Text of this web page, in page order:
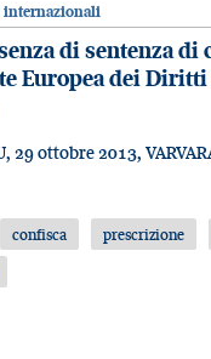
internazionali
di sentenza di
Europea dei
29 ottobre 2013,
confisca prescrizione